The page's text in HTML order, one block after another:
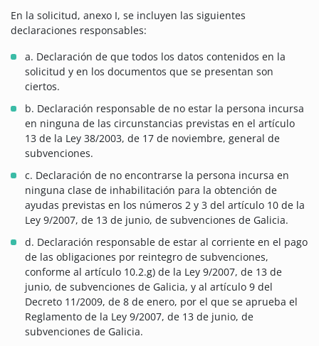
En la solicitud, anexo I, se incluyen las siguientes
declaraciones responsables:
a. Declaración de que todos los datos contenidos en la
solicitud y en los documentos que se presentan son
ciertos.
b. Declaración responsable de no estar la persona incursa
en ninguna de las circunstancias previstas en el artículo
13 de la Ley 38/2003, de 17 de noviembre, general de
subvenciones.
c. Declaración de no encontrarse la persona incursa en
ninguna clase de inhabilitación para la obtención de
ayudas previstas en los números 2 y 3 del artículo 10 de la
Ley 9/2007, de 13 de junio, de subvenciones de Galicia.
d. Declaración responsable de estar al corriente en el pago
de las obligaciones por reintegro de subvenciones,
conforme al artículo 10.2.g) de la Ley 9/2007, de 13 de
junio, de subvenciones de Galicia, y al artículo 9 del
Decreto 11/2009, de 8 de enero, por el que se aprueba el
Reglamento de la Ley 9/2007, de 13 de junio, de
subvenciones de Galicia.